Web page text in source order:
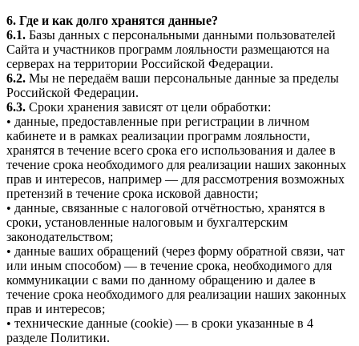
6. Где и как долго хранятся данные?
6.1. Базы данных с персональными данными пользователей
Сайта и участников программ лояльности размещаются на
серверах на территории Российской Федерации.
6.2. Мы не передаём ваши персональные данные за пределы
Российской Федерации.
6.3. Сроки хранения зависят от цели обработки:
• данные, предоставленные при регистрации в личном
кабинете и в рамках реализации программ лояльности,
хранятся в течение всего срока его использования и далее в
течение срока необходимого для реализации наших законных
прав и интересов, например — для рассмотрения возможных
претензий в течение срока исковой давности;
• данные, связанные с налоговой отчётностью, хранятся в
сроки, установленные налоговым и бухгалтерским
законодательством;
• данные ваших обращений (через форму обратной связи, чат
или иным способом) — в течение срока, необходимого для
коммуникации с вами по данному обращению и далее в
течение срока необходимого для реализации наших законных
прав и интересов;
• технические данные (cookie) — в сроки указанные в 4
разделе Политики.